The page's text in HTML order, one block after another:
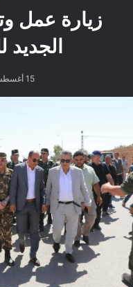
زيارة عمل
الجديد
15 أغسطس، 2023